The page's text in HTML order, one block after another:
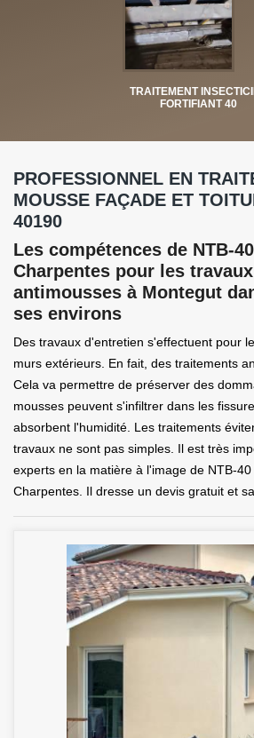
TRAITEMENT
FORTIFIANT 40
PROFESSIONNEL EN
MOUSSE FAÇADE ET
40190
Les compétences de NTB-
Charpentes pour les
antimousses à Montegut
ses environs
Des travaux d'entretien s'effectuent pour
murs extérieurs. En fait, des traitements
Cela va permettre de préserver des
mousses peuvent s'infiltrer dans les
absorbent l'humidité. Les traitements
travaux ne sont pas simples. Il est très
experts en la matière à l'image de NTB-
Charpentes. Il dresse un devis gratuit et